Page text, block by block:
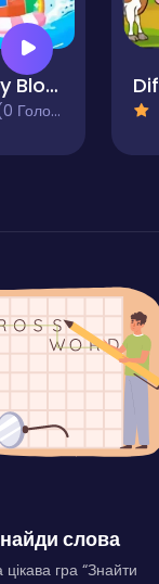
Funny Blocks
слова
гра “Знайти